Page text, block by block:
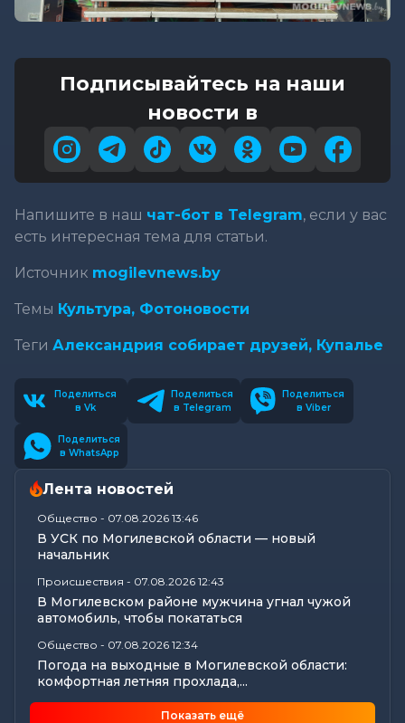
Подписывайтесь на наши
новости в
Напишите в наш чат-бот в Telegram, если у вас
есть интересная тема для статьи.
Источник mogilevnews.by
Темы Культура, Фотоновости
Теги Александрия собирает друзей, Купалье
Поделиться
в Vk
Поделиться
в Telegram
Поделиться
в Viber
Поделиться
в WhatsApp
Лента новостей
Общество - 07.08.2026 13:46
В УСК по Могилевской области — новый
начальник
Происшествия - 07.08.2026 12:43
В Могилевском районе мужчина угнал чужой
автомобиль, чтобы покататься
Общество - 07.08.2026 12:34
Погода на выходные в Могилевской области:
комфортная летняя прохлада,...
Показать ещё